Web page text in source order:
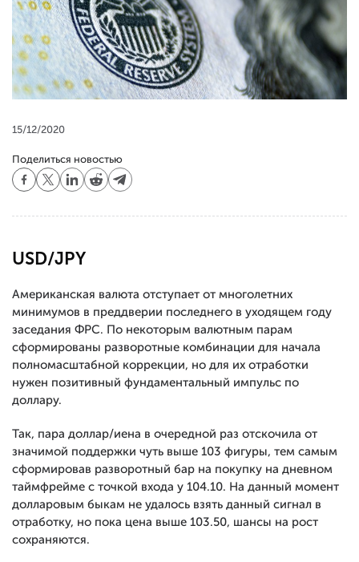
15/12/2020
Поделиться новостью
USD/JPY
Американская валюта отступает от многолетних
минимумов в преддверии последнего в уходящем году
заседания ФРС. По некоторым валютным парам
сформированы разворотные комбинации для начала
полномасштабной коррекции, но для их отработки
нужен позитивный фундаментальный импульс по
доллару.
Так, пара доллар/иена в очередной раз отскочила от
значимой поддержки чуть выше 103 фигуры, тем самым
сформировав разворотный бар на покупку на дневном
таймфрейме с точкой входа у 104.10. На данный момент
долларовым быкам не удалось взять данный сигнал в
отработку, но пока цена выше 103.50, шансы на рост
сохраняются.